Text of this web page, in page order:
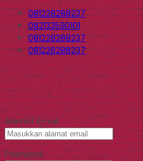
081228288237
082133590101
081228288237
081228288237
Alamat Email
Password